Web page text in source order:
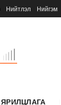
Нийтлэл Нийгэм
ЯРИЛЦЛАГА